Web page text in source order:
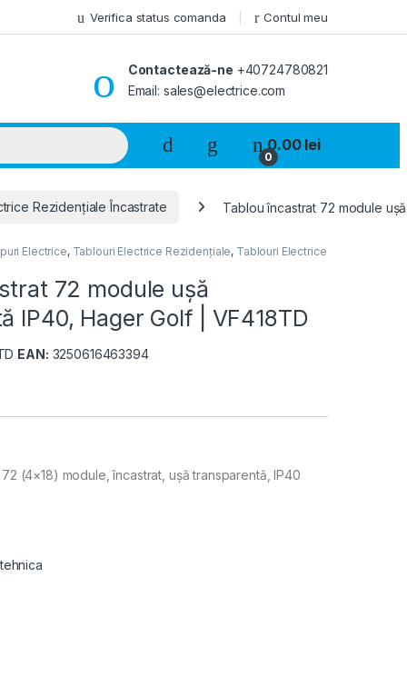
Verifica status comanda Contul meu
Contactează-ne +40724780821
Email: sales@electrice.com
0
0.00 lei
Rezidențiale Încastrate Tablou încastrat 72 module
Electrice, Tablouri Electrice Rezidențiale, Tablouri Electrice
72 module ușă
IP40, Hager Golf | VF418TD
EAN: 3250616463394
(4×18) module, încastrat, ușă transparentă, IP40